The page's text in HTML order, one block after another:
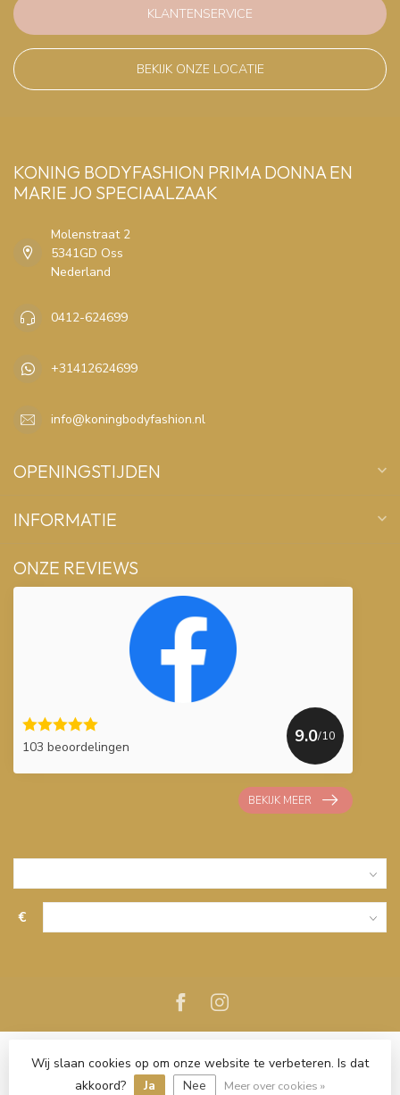
KLANTENSERVICE
BEKIJK ONZE LOCATIE
KONING BODYFASHION PRIMA DONNA EN
MARIE JO SPECIAALZAAK
Molenstraat 2
5341GD Oss
Nederland
0412-624699
+31412624699
info@koningbodyfashion.nl
OPENINGSTIJDEN
INFORMATIE
ONZE REVIEWS
103 beoordelingen
9.0/10
BEKIJK MEER
€
Wij slaan cookies op om onze website te verbeteren. Is dat
akkoord?
Ja Nee Meer over cookies »